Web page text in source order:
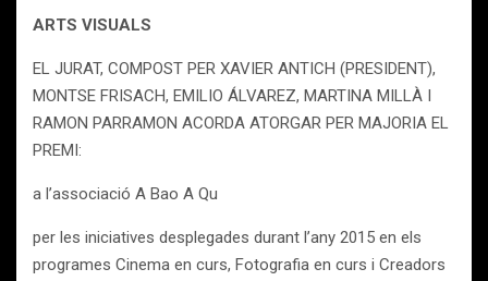
ARTS VISUALS
EL JURAT, COMPOST PER XAVIER ANTICH (PRESIDENT),
MONTSE FRISACH, EMILIO ÁLVAREZ, MARTINA MILLÀ I
RAMON PARRAMON ACORDA ATORGAR PER MAJORIA EL
PREMI:
a l’associació A Bao A Qu
per les iniciatives desplegades durant l’any 2015 en els
programes Cinema en curs, Fotografia en curs i Creadors